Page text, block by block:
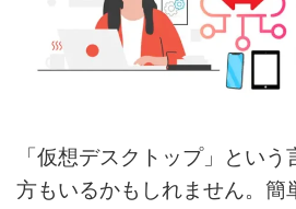
「仮想デスクトップ」とい
方もいるかもしれません。簡